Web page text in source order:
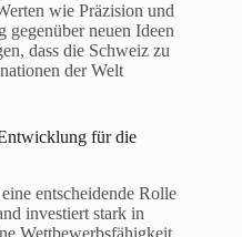
wie Präzision und
neuen Ideen
dass die Schweiz zu
der Welt
für die
entscheidende Rolle
investiert stark in
Wettbewerbsfähigkeit